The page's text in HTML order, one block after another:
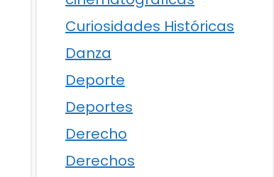
Curiosidades Históricas
Danza
Deporte
Deportes
Derecho
Derechos